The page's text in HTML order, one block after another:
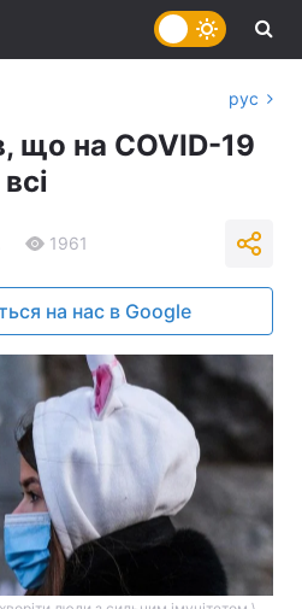
рус
що на СOVID-19
1961
на нас в Google